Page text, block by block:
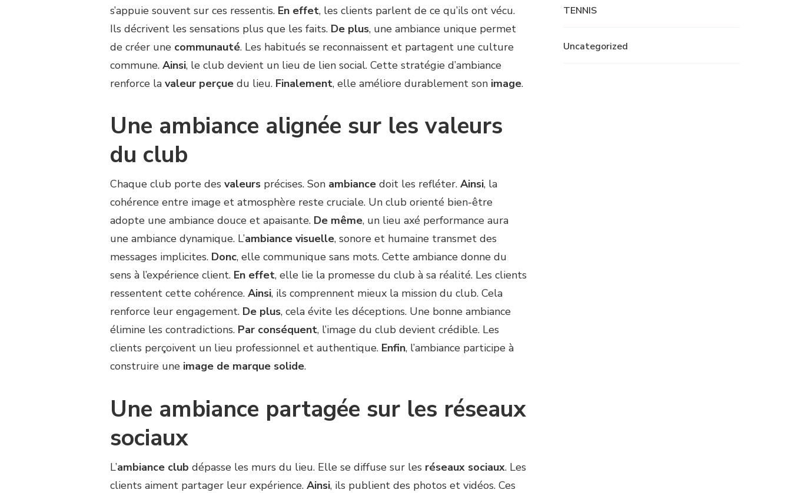
s’appuie souvent sur ces ressentis. En effet, les clients parlent de ce qu’ils ont vécu.
Ils décrivent les sensations plus que les faits. De plus, une ambiance unique permet
de créer une communauté. Les habitués se reconnaissent et partagent une culture
commune. Ainsi, le club devient un lieu de lien social. Cette stratégie d’ambiance
renforce la valeur perçue du lieu. Finalement, elle améliore durablement son image.
Une ambiance alignée sur les valeurs
du club
Chaque club porte des valeurs précises. Son ambiance doit les refléter. Ainsi, la
cohérence entre image et atmosphère reste cruciale. Un club orienté bien-être
adopte une ambiance douce et apaisante. De même, un lieu axé performance aura
une ambiance dynamique. L’ambiance visuelle, sonore et humaine transmet des
messages implicites. Donc, elle communique sans mots. Cette ambiance donne du
sens à l’expérience client. En effet, elle lie la promesse du club à sa réalité. Les clients
ressentent cette cohérence. Ainsi, ils comprennent mieux la mission du club. Cela
renforce leur engagement. De plus, cela évite les déceptions. Une bonne ambiance
élimine les contradictions. Par conséquent, l’image du club devient crédible. Les
clients perçoivent un lieu professionnel et authentique. Enfin, l’ambiance participe à
construire une image de marque solide.
Une ambiance partagée sur les réseaux
sociaux
L’ambiance club dépasse les murs du lieu. Elle se diffuse sur les réseaux sociaux. Les
clients aiment partager leur expérience. Ainsi, ils publient des photos et vidéos. Ces
TENNIS
Uncategorized